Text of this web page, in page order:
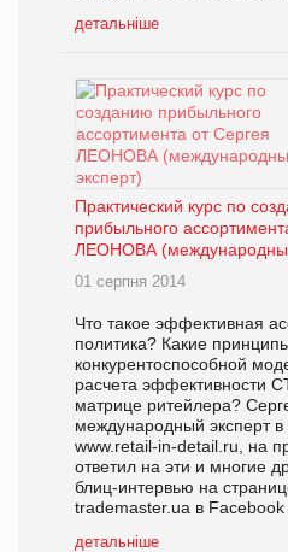
детальніше
Практический курс по
прибыльного
ЛЕОНОВА
01 серпня 2014
Что такое эффективная
политика? Какие
конкурентоспособной
расчета эффективности
матрице ритейлера?
международный эксперт в
www.retail-in-detail.ru, на
ответил на эти и многие
блиц-интервью на
trademaster.ua в Facebook
детальніше